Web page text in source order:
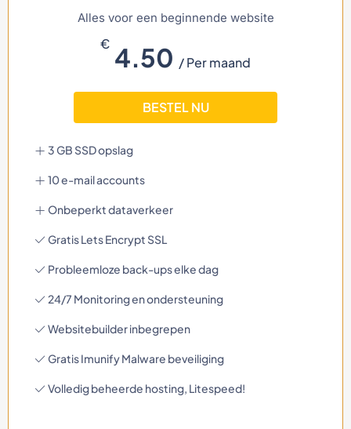
Alles voor een beginnende website
€ 4.50 / Per maand
BESTEL NU
3 GB SSD opslag
10 e-mail accounts
Onbeperkt dataverkeer
Gratis Lets Encrypt SSL
Probleemloze back-ups elke dag
24/7 Monitoring en ondersteuning
Websitebuilder inbegrepen
Gratis Imunify Malware beveiliging
Volledig beheerde hosting, Litespeed!